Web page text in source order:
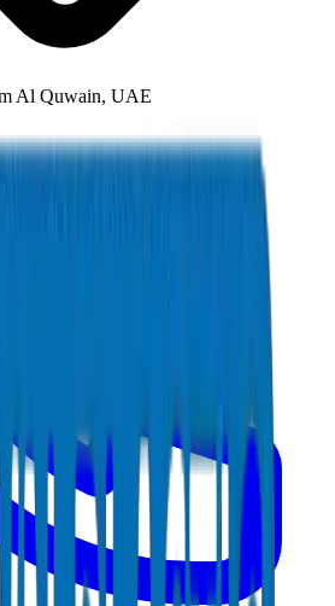
Al Quwain, UAE